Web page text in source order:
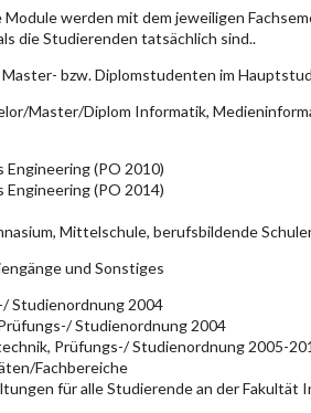
werden mit dem jeweiligen
die Studierenden tatsächlich sind..
bzw. Diplomstudenten im
Master/Diplom Informatik,
(PO 2010)
(PO 2014)
Mittelschule, berufsbildende
und Sonstiges
Studienordnung 2004
Studienordnung 2004
Prüfungs-/ Studienordnung 2005-
Fachbereiche
für alle Studierende an der Fakultät